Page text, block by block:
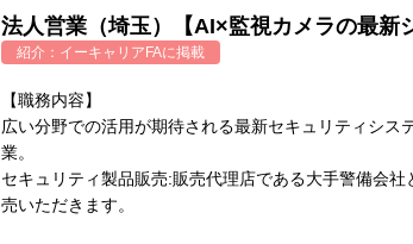
法人営業（埼玉）【AI×監視カメラの最新
紹介： イーキャリアFAに掲載
【職務内容】
広い分野での活用が期待される最新セキュリティシ
業。
セキュリティ製品販売:販売代理店である大手警備会
売いただきます。